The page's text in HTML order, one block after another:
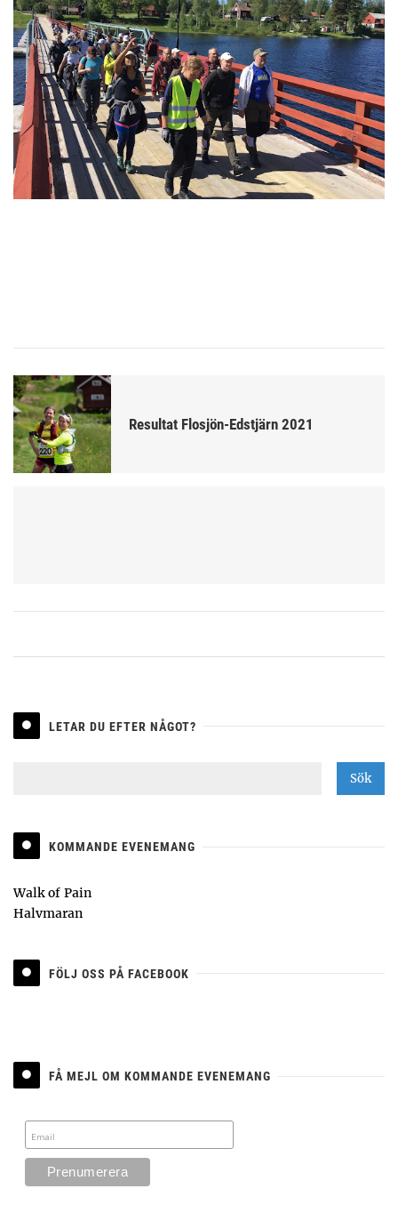
Resultat Flosjön-Edstjärn 2021
LETAR DU EFTER NÅGOT?
KOMMANDE EVENEMANG
Walk of Pain
Halvmaran
FÖLJ OSS PÅ FACEBOOK
FÅ MEJL OM KOMMANDE EVENEMANG